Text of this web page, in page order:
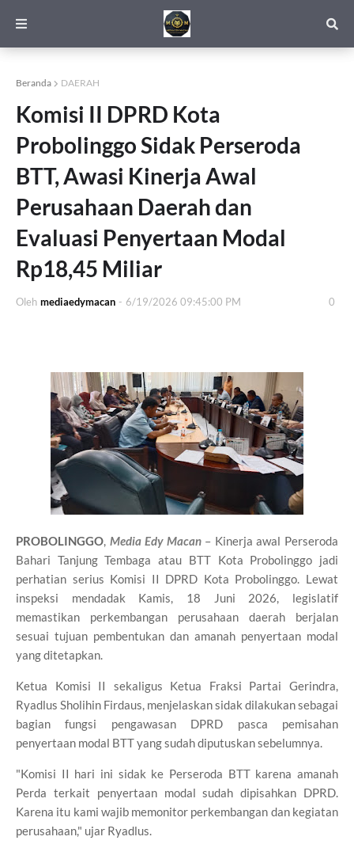
Beranda DAERAH
Komisi II DPRD Kota
Probolinggo Sidak Perseroda
BTT, Awasi Kinerja Awal
Perusahaan Daerah dan
Evaluasi Penyertaan Modal
Rp18,45 Miliar
Oleh mediaedymacan - 6/19/2026 09:45:00 PM 0
PROBOLINGGO, Media Edy Macan– Kinerja awal Perseroda
Bahari Tanjung Tembaga atau BTT Kota Probolinggo jadi
perhatian serius Komisi II DPRD Kota Probolinggo. Lewat
inspeksi mendadak Kamis, 18 Juni 2026, legislatif
memastikan perkembangan perusahaan daerah berjalan
sesuai tujuan pembentukan dan amanah penyertaan modal
yang ditetapkan.
Ketua Komisi II sekaligus Ketua Fraksi Partai Gerindra,
Ryadlus Sholihin Firdaus, menjelaskan sidak dilakukan sebagai
bagian fungsi pengawasan DPRD pasca pemisahan
penyertaan modal BTT yang sudah diputuskan sebelumnya.
"Komisi II hari ini sidak ke Perseroda BTT karena amanah
Perda terkait penyertaan modal sudah dipisahkan DPRD.
Karena itu kami wajib memonitor perkembangan dan kegiatan
perusahaan," ujar Ryadlus.